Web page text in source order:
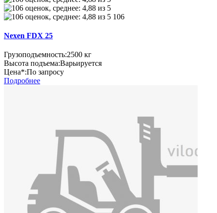
106
Nexen FDX 25
Грузоподъемность:2500 кг
Высота подъема:Варьируется
Цена*:По запросу
Подробнее